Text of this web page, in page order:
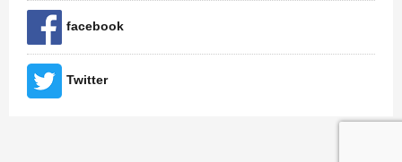
facebook
Twitter